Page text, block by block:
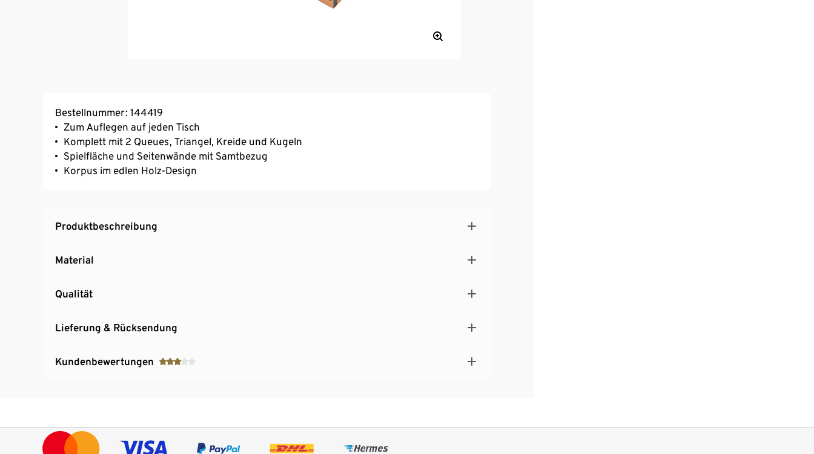
Bestellnummer: 144419
Zum Auflegen auf jeden Tisch
Komplett mit 2 Queues, Triangel, Kreide und Kugeln
Spielfläche und Seitenwände mit Samtbezug
Korpus im edlen Holz-Design
Produktbeschreibung
Material
Qualität
Lieferung & Rücksendung
Kundenbewertungen